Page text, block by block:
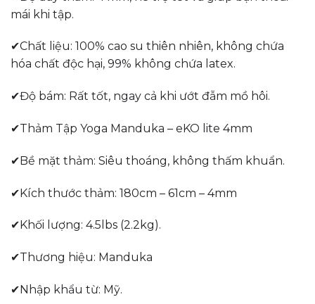
mái khi tập.
✔Chất liệu: 100% cao su thiên nhiên, không chứa
hóa chất độc hại, 99% không chứa latex.
✔Độ bám: Rất tốt, ngay cả khi ướt đẫm mồ hôi.
✔Thảm Tập Yoga Manduka – eKO lite 4mm
✔Bề mặt thảm: Siêu thoáng, không thấm khuẩn.
✔Kích thước thảm: 180cm – 61cm – 4mm
✔Khối lượng: 4.5lbs (2.2kg).
✔Thương hiệu: Manduka
✔Nhập khẩu từ: Mỹ.